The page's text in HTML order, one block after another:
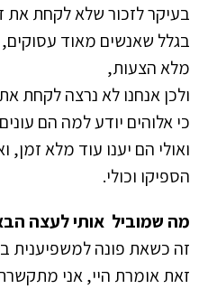
בעיקר לזכור שלא לקחת את
בגלל שאנשים מאוד
מלא הצעות,
ולכן אנחנו לא נרצה לקחת
כי אלוהים יודע למה הם
ואולי הם יענו עוד מלא זמן,
הספיקו וכולי.
מה שמוביל אותי לעצה
זה כשאת פונה למשפיענית
זאת אומרת היי, אני